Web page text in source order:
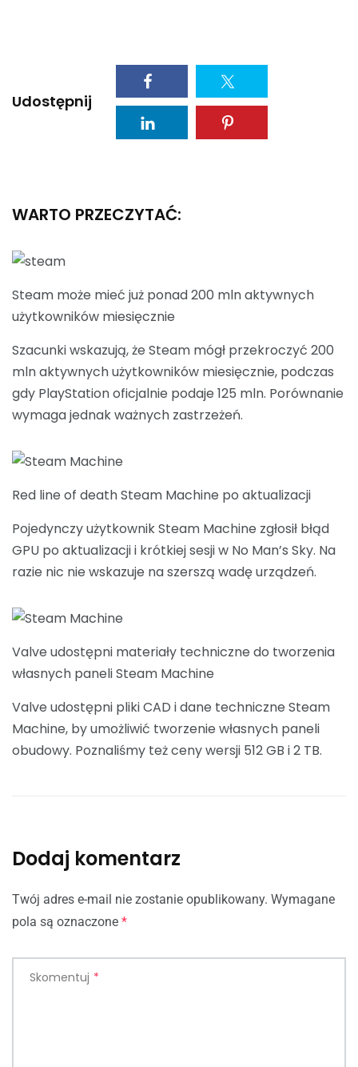
Udostępnij
WARTO PRZECZYTAĆ:
Steam może mieć już ponad 200 mln aktywnych
użytkowników miesięcznie
Szacunki wskazują, że Steam mógł przekroczyć 200
mln aktywnych użytkowników miesięcznie, podczas
gdy PlayStation oficjalnie podaje 125 mln. Porównanie
wymaga jednak ważnych zastrzeżeń.
Red line of death Steam Machine po aktualizacji
Pojedynczy użytkownik Steam Machine zgłosił błąd
GPU po aktualizacji i krótkiej sesji w No Man’s Sky. Na
razie nic nie wskazuje na szerszą wadę urządzeń.
Valve udostępni materiały techniczne do tworzenia
własnych paneli Steam Machine
Valve udostępni pliki CAD i dane techniczne Steam
Machine, by umożliwić tworzenie własnych paneli
obudowy. Poznaliśmy też ceny wersji 512 GB i 2 TB.
Dodaj komentarz
Twój adres e-mail nie zostanie opublikowany. Wymagane
pola są oznaczone *
Skomentuj *